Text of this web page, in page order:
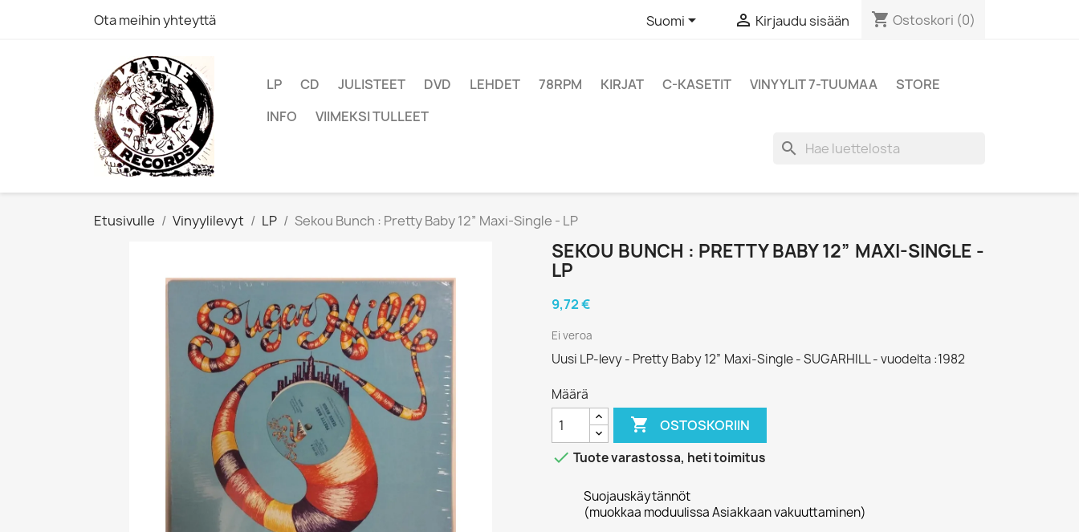
Ota meihin yhteyttä Suomi  Kirjaudu sisään shopping_cart Ostoskori (0)
LP CD JULISTEET DVD LEHDET 78RPM KIRJAT C-KASETIT VINYYLIT 7-TUUMAA
STORE
INFO
VIIMEKSI TULLEET
search
Etusivulle Vinyylilevyt LP Sekou Bunch : Pretty Baby 12” Maxi-Single - LP
SEKOU BUNCH : PRETTY BABY 12” MAXI-SINGLE -
LP
9,72 €
Ei veroa
Uusi LP-levy - Pretty Baby 12” Maxi-Single - SUGARHILL - vuodelta :1982
Määrä
 OSTOSKORIIN
 Tuote varastossa, heti toimitus
Suojauskäytännöt
(muokkaa moduulissa Asiakkaan vakuuttaminen)